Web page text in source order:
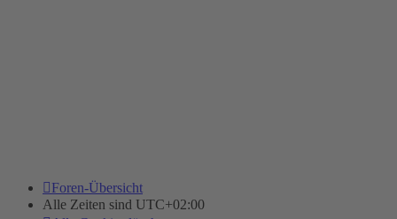
Foren-Übersicht
Alle Zeiten sind UTC+02:00